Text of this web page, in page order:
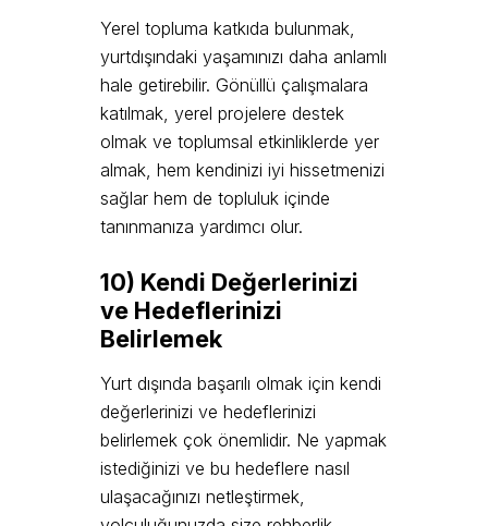
Yerel topluma katkıda bulunmak,
yurtdışındaki yaşamınızı daha anlamlı
hale getirebilir. Gönüllü çalışmalara
katılmak, yerel projelere destek
olmak ve toplumsal etkinliklerde yer
almak, hem kendinizi iyi hissetmenizi
sağlar hem de topluluk içinde
tanınmanıza yardımcı olur.
10) Kendi Değerlerinizi
ve Hedeflerinizi
Belirlemek
Yurt dışında başarılı olmak için kendi
değerlerinizi ve hedeflerinizi
belirlemek çok önemlidir. Ne yapmak
istediğinizi ve bu hedeflere nasıl
ulaşacağınızı netleştirmek,